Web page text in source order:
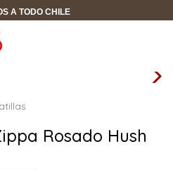
A TODO CHILE
Rosado Hush